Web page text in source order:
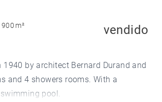
900 m² vendido
by architect Bernard Durand and
and 4 showers rooms. With a
pool.